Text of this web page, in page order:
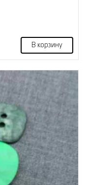
В корзину